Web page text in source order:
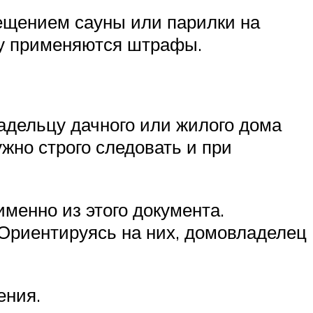
сауны или парилки на
применяются штрафы.
дачного или жилого дома
строго следовать и при
из этого документа.
на них, домовладелец